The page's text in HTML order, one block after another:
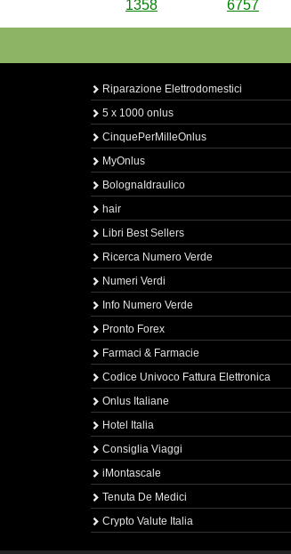
1358 6757
Riparazione Elettrodomestici
5 x 1000 onlus
CinquePerMilleOnlus
MyOnlus
BolognaIdraulico
hair
Libri Best Sellers
Ricerca Numero Verde
Numeri Verdi
Info Numero Verde
Pronto Forex
Farmaci & Farmacie
Codice Univoco Fattura Elettronica
Onlus Italiane
Hotel Italia
Consiglia Viaggi
iMontascale
Tenuta De Medici
Crypto Valute Italia